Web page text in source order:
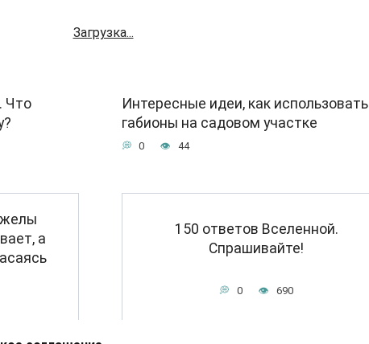
Загрузка...
Что
Интересные идеи, как использовать
габионы на садовом участке
0 44
а
150 ответов Вселенной.
Спрашивайте!
0 690